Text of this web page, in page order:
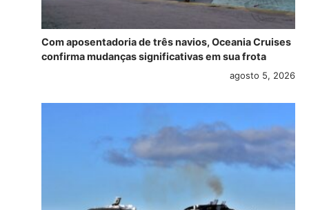
Com aposentadoria de três navios, Oceania Cruises
confirma mudanças significativas em sua frota
agosto 5, 2026